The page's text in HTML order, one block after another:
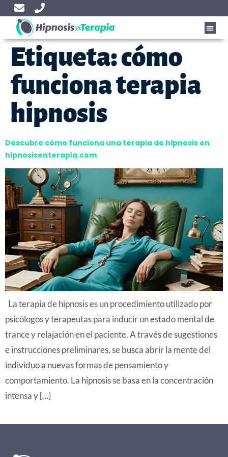
Etiqueta:cómo
funciona terapia
hipnosis
Descubre cómo funciona una terapia de hipnosis en
hipnosisenterapia.com
La terapia de hipnosis es un procedimiento utilizado por
psicólogos y terapeutas para inducir un estado mental de
trance y relajación en el paciente. A través de sugestiones
e instrucciones preliminares, se busca abrir la mente del
individuo a nuevas formas de pensamiento y
comportamiento. La hipnosis se basa en la concentración
intensa y […]